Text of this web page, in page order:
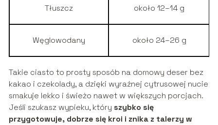
Tłuszcz około 12–14 g
Węglowodany około 24–26 g
Takie ciasto to prosty sposób na domowy deser bez
kakao i czekolady, a dzięki wyraźnej cytrusowej nucie
smakuje lekko i świeżo nawet w większych porcjach.
Jeśli szukasz wypieku, który szybko się
przygotowuje, dobrze się kroi i znika z talerzy w